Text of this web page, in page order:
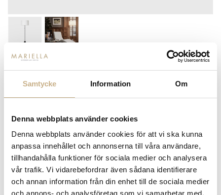
Samtycke Information Om
Denna webbplats använder cookies
Denna webbplats använder cookies för att vi ska kunna
anpassa innehållet och annonserna till våra användare,
tillhandahålla funktioner för sociala medier och analysera
vår trafik. Vi vidarebefordrar även sådana identifierare
och annan information från din enhet till de sociala medier
och annons- och analysföretag som vi samarbetar med.
MARBLE
11.450 kr
LÄGG I VARUKORG